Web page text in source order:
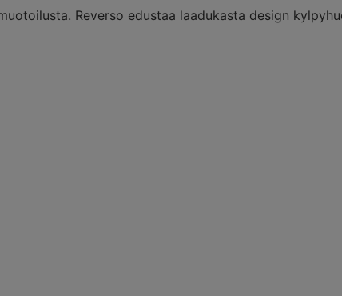
Reverso edustaa laadukasta design